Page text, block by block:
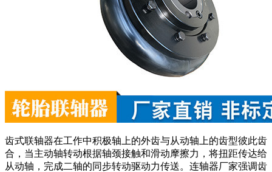
齿式联轴器在工作中积极轴上的外齿与从动轴上的齿型彼此齿
合，当主动轴转动根据轴颈接触和滑动摩擦力，将扭距传达给
从动轴，完成二轴的同步转动驱动力传送。连轴器厂家强调齿